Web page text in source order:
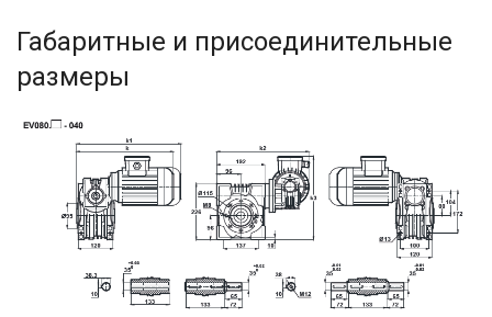
Габаритные и присоединительные
размеры